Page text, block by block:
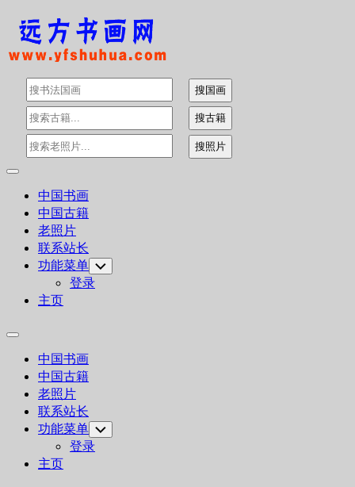
Skip
content
Expand
中国书画
中国古籍
老照片
联系站长
功能菜单 Toggle
Child
Menu
登录
主页
Expand
中国书画
中国古籍
老照片
联系站长
功能菜单 Toggle
Child
Menu
登录
主页